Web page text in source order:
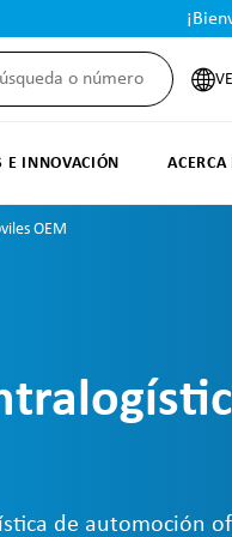
E INNOVACIÓN
OEM
de automoción